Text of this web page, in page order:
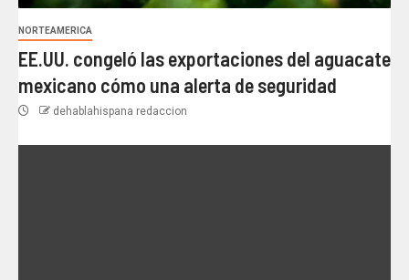
NORTEAMERICA
EE.UU. congeló las exportaciones del aguacate
mexicano cómo una alerta de seguridad
dehablahispana redaccion